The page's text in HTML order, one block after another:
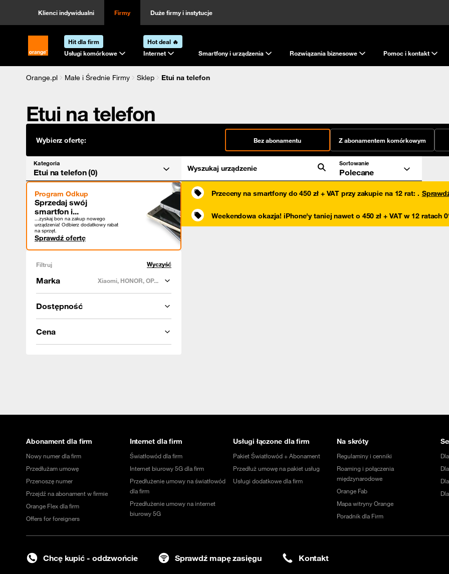
Klienci indywidualni Firmy Duże firmy i instytucje
Strona główna Orange.pl
Hit dla firm
Usługi komórkowe
Hot deal 🔥
Internet
Smartfony i urządzenia Rozwiązania biznesowe Pomoc i kontakt
Orange.pl Małe i Średnie Firmy Sklep
Etui na telefon
Etui na telefon
Wybierz ofertę: Bez abonamentu Z abonamentem komórkowym
Kategoria
Etui na telefon (0) Wyszukaj urządzenie
Sortowanie
Polecane
Program Odkup
Sprzedaj swój
smartfon i...
...zyskaj bon na zakup nowego
urządzenia! Odbierz dodatkowy rabat
na sprzęt.
Sprawdź ofertę
Filtruj Wyczyść
Marka Xiaomi, HONOR, OP...
Dostępność
Cena
Przeceny na smartfony do 450 zł + VAT przy zakupie na 12 rat: .
Weekendowa okazja! iPhone'y taniej nawet o 450 zł + VAT w 12 ratach
Abonament dla firm
Nowy numer dla firm
Przedłużam umowę
Przenoszę numer
Przejdź na abonament w firmie
Orange Flex dla firm
Offers for foreigners
Internet dla firm
Światłowód dla firm
Internet biurowy 5G dla firm
Przedłużenie umowy na światłowód
dla firm
Przedłużenie umowy na internet
biurowy 5G
Usługi łączone dla firm
Pakiet Światłowód + Abonament
Przedłuż umowę na pakiet usług
Usługi dodatkowe dla firm
Na skróty
Regulaminy i cenniki
Roaming i połączenia
międzynarodowe
Orange Fab
Mapa witryny Orange
Poradnik dla Firm
Chcę kupić - oddzwońcie Sprawdź mapę zasięgu Kontakt